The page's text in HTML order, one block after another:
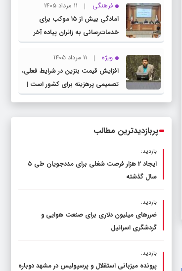
کمیسیون آموزش مجلس با مدیرکل
آموزش و پرورش خراسان رضوی
فرهنگی
11 مرداد 1405
آمادگی بیش از ۱۵ موکب برای
خدمات‌رسانی به زائران پیاده آخر
صفر در شهرستان چناران
ویژه
11 مرداد 1405
افزایش قیمت بنزین در شرایط فعلی،
تصمیمی پرهزینه برای کشور است |
دولت، قاچاق سوخت و عوامل اصلی
پربازدیدترین مطالب
بازدید:
ایجاد 2 هزار فرصت شغلی برای مددجویان طی ۵
سال گذشته
بازدید:
ضررهای میلیون دلاری برای صنعت هوایی و
گردشگری اسرائیل
بازدید:
پرونده میزبانی استقلال و پرسپولیس در مشهد دوباره